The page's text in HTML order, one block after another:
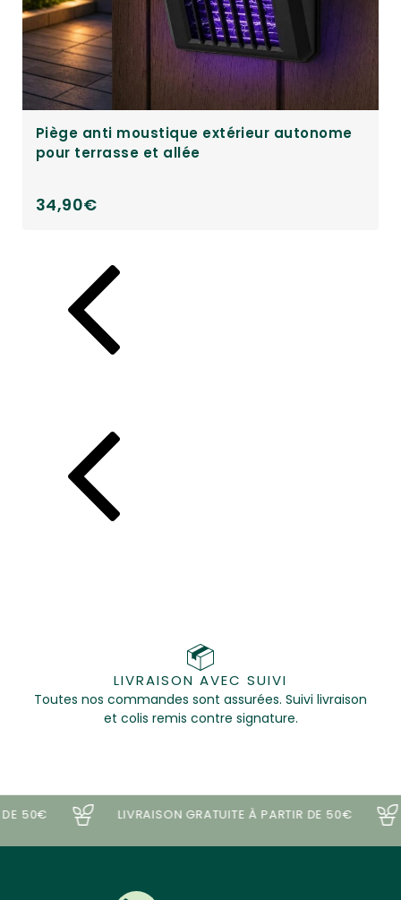
Piège anti moustique pour extérieur avec
capteur de mouvement sans fil
39,90€
LIVRAISON AVEC SUIVI
Toutes nos commandes sont assurées. Suivi livraison
et colis remis contre signature.
50€ LIVRAISON GRATUITE À PARTIR DE 50€